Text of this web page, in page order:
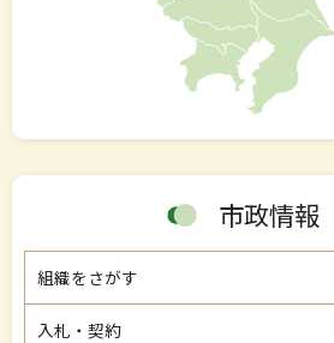
市政情報
組織をさがす
入札・契約